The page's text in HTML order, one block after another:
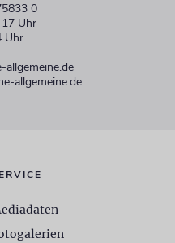
0
Uhr
Uhr
allgemeine.de
allgemeine.de